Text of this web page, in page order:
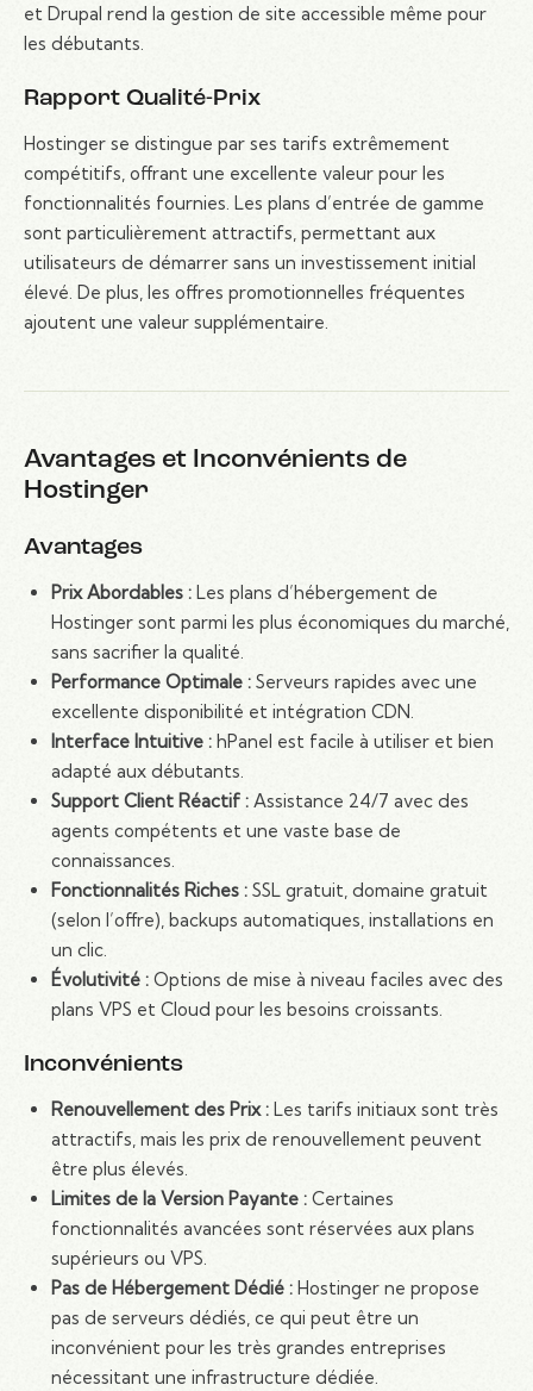
et Drupal rend la gestion de site accessible même pour
les débutants.
Rapport Qualité-Prix
Hostinger se distingue par ses tarifs extrêmement
compétitifs, offrant une excellente valeur pour les
fonctionnalités fournies. Les plans d’entrée de gamme
sont particulièrement attractifs, permettant aux
utilisateurs de démarrer sans un investissement initial
élevé. De plus, les offres promotionnelles fréquentes
ajoutent une valeur supplémentaire.
Avantages et Inconvénients de
Hostinger
Avantages
Prix Abordables :Les plans d’hébergement de
Hostinger sont parmi les plus économiques du marché,
sans sacrifier la qualité.
Performance Optimale :Serveurs rapides avec une
excellente disponibilité et intégration CDN.
Interface Intuitive :hPanel est facile à utiliser et bien
adapté aux débutants.
Support Client Réactif :Assistance 24/7 avec des
agents compétents et une vaste base de
connaissances.
Fonctionnalités Riches :SSL gratuit, domaine gratuit
(selon l’offre), backups automatiques, installations en
un clic.
Évolutivité :Options de mise à niveau faciles avec des
plans VPS et Cloud pour les besoins croissants.
Inconvénients
Renouvellement des Prix :Les tarifs initiaux sont très
attractifs, mais les prix de renouvellement peuvent
être plus élevés.
Limites de la Version Payante :Certaines
fonctionnalités avancées sont réservées aux plans
supérieurs ou VPS.
Pas de Hébergement Dédié :Hostinger ne propose
pas de serveurs dédiés, ce qui peut être un
inconvénient pour les très grandes entreprises
nécessitant une infrastructure dédiée.